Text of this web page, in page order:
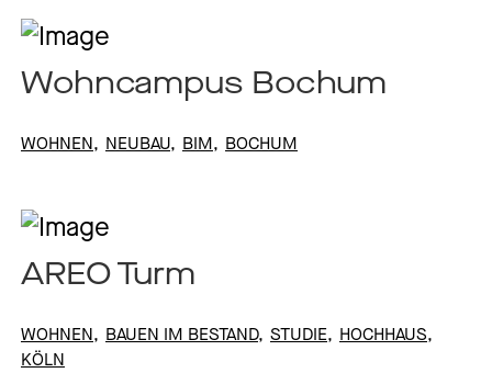
Wohncampus Bochum
WOHNEN NEUBAU BIM BOCHUM
AREO Turm
WOHNEN BAUEN IM BESTAND STUDIE HOCHHAUS
KÖLN